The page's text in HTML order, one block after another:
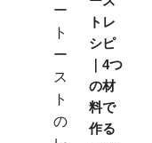
トレ
シピ
｜4つ
の材
料で
作る